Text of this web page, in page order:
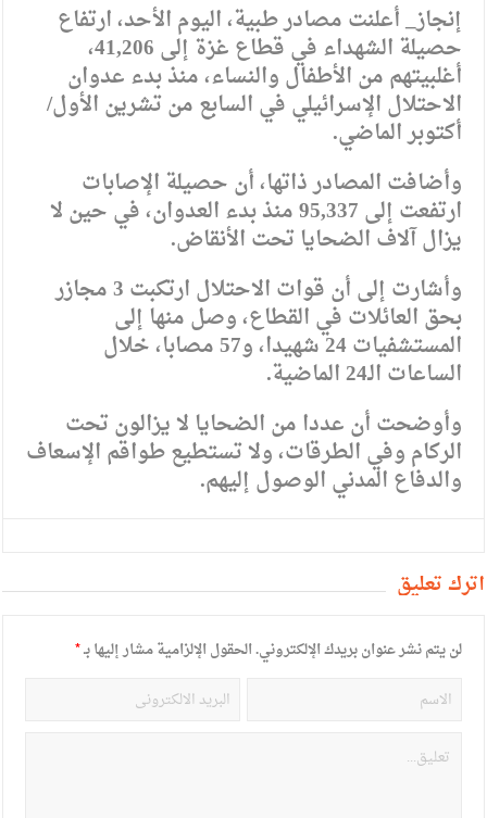
إنجاز_ أعلنت مصادر طبية، اليوم الأحد، ارتفاع
حصيلة الشهداء في قطاع غزة إلى 41,206،
أغلبيتهم من الأطفال والنساء، منذ بدء عدوان
الاحتلال الإسرائيلي في السابع من تشرين الأول/
أكتوبر الماضي.
وأضافت المصادر ذاتها، أن حصيلة الإصابات
ارتفعت إلى 95,337 منذ بدء العدوان، في حين لا
يزال آلاف الضحايا تحت الأنقاض.
وأشارت إلى أن قوات الاحتلال ارتكبت 3 مجازر
بحق العائلات في القطاع، وصل منها إلى
المستشفيات 24 شهيدا، و57 مصابا، خلال
الساعات الـ24 الماضية.
وأوضحت أن عددا من الضحايا لا يزالون تحت
الركام وفي الطرقات، ولا تستطيع طواقم الإسعاف
والدفاع المدني الوصول إليهم.
أترك تعليق
لن يتم نشر عنوان بريدك الإلكتروني.الحقول الإلزامية مشار إليها بـ*